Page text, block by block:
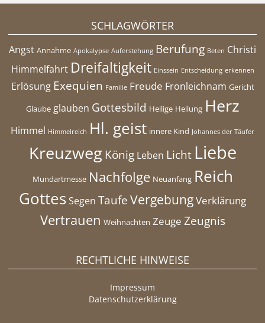
SCHLAGWÖRTER
Angst Annahme Apokalypse Auferstehung Berufung Beten Christi
Himmelfahrt Dreifaltigkeit Einssein Entscheidung erkennen
Erlösung Exequien Familie Freude Fronleichnam Gericht
Glaube glauben Gottesbild Heilige Heilung Herz
Himmel Himmelreich Hl. geist innere Kind Johannes der Täufer
Kreuzweg König Leben Licht Liebe
Mundartmesse Nachfolge Neuanfang Reich
Gottes Segen TaufeVergebungVerklärung
Vertrauen Weihnachten Zeuge Zeugnis
RECHTLICHE HINWEISE
Impressum
Datenschutzerklärung